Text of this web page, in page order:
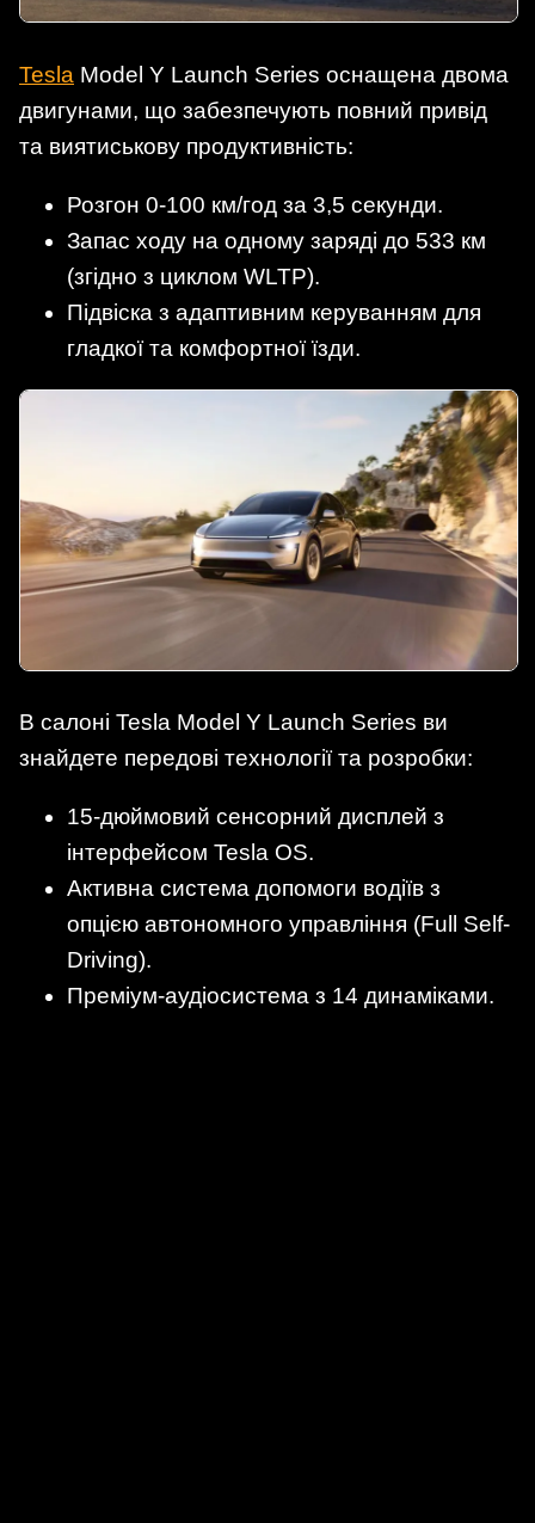
Tesla Model Y Launch Series оснащена двома
двигунами, що забезпечують повний привід
та виятиськову продуктивність:
Розгон 0-100 км/год за 3,5 секунди.
Запас ходу на одному заряді до 533 км
(згідно з циклом WLTP).
Підвіска з адаптивним керуванням для
гладкої та комфортної їзди.
В салоні Tesla Model Y Launch Series ви
знайдете передові технології та розробки:
15-дюймовий сенсорний дисплей з
інтерфейсом Tesla OS.
Активна система допомоги водіїв з
опцією автономного управління (Full Self-
Driving).
Преміум-аудіосистема з 14 динаміками.